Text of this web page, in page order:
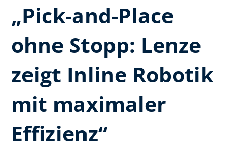
„Pick-and-Place
ohne Stopp: Lenze
zeigt Inline Robotik
mit maximaler
Effizienz“